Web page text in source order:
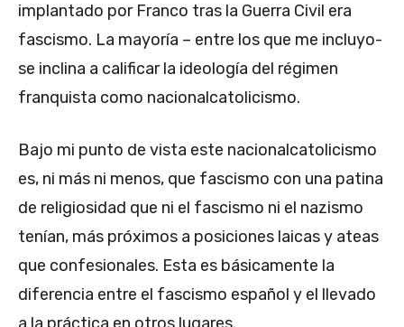
implantado por Franco tras la Guerra Civil era
fascismo. La mayoría – entre los que me incluyo-
se inclina a calificar la ideología del régimen
franquista como nacionalcatolicismo.
Bajo mi punto de vista este nacionalcatolicismo
es, ni más ni menos, que fascismo con una patina
de religiosidad que ni el fascismo ni el nazismo
tenían, más próximos a posiciones laicas y ateas
que confesionales. Esta es básicamente la
diferencia entre el fascismo español y el llevado